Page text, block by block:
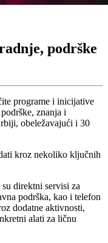
podrške
programe i inicijative
znanja i
obeležavajući i 30
kroz nekoliko ključnih
direktni servisi za
podrška, kao i telefon
dodatne aktivnosti,
alati za ličnu